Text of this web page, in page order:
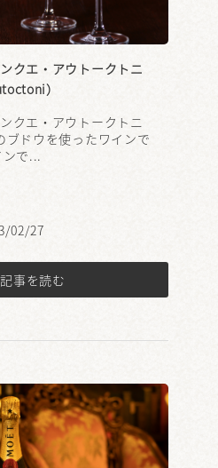
クエ・アウトークトニ
）
クエ・アウトークトニ
ブドウを使ったワインで
で...
02/27
記事を読む